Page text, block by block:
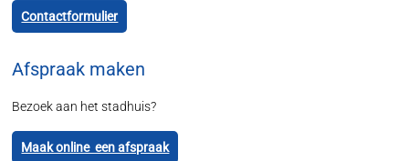
Contactformulier
Afspraak maken
Bezoek aan het stadhuis?
Maak online een afspraak